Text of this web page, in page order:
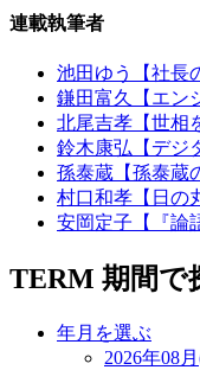
連載執筆者
池田ゆう【社長
鎌田富久【エン
北尾吉孝【世相
鈴木康弘【デジ
孫泰蔵【孫泰蔵
村口和孝【日の
安岡定子【『論
TERM 期間で
年月を選ぶ
2026年08